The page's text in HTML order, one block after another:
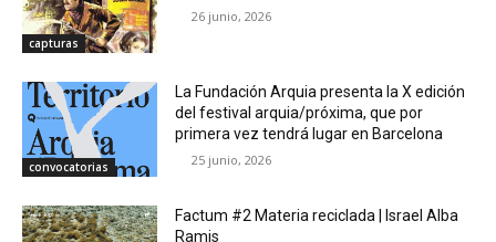
capturas
26 junio, 2026
convocatorias
La Fundación Arquia presenta la X edición
del festival arquia/próxima, que por
primera vez tendrá lugar en Barcelona
25 junio, 2026
Factum #2 Materia reciclada | Israel Alba
Ramis